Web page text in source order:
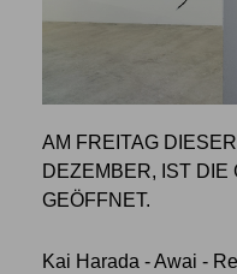
AM FREITAG
DEZEMBER, IST DIE
GEÖFFNET.
Kai Harada - Awai -